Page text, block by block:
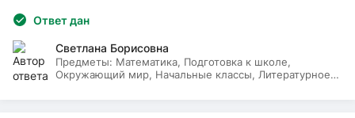
Ответ дан
Светлана Борисовна
Предметы: Математика, Подготовка к школе,
Окружающий мир, Начальные классы, Литературное